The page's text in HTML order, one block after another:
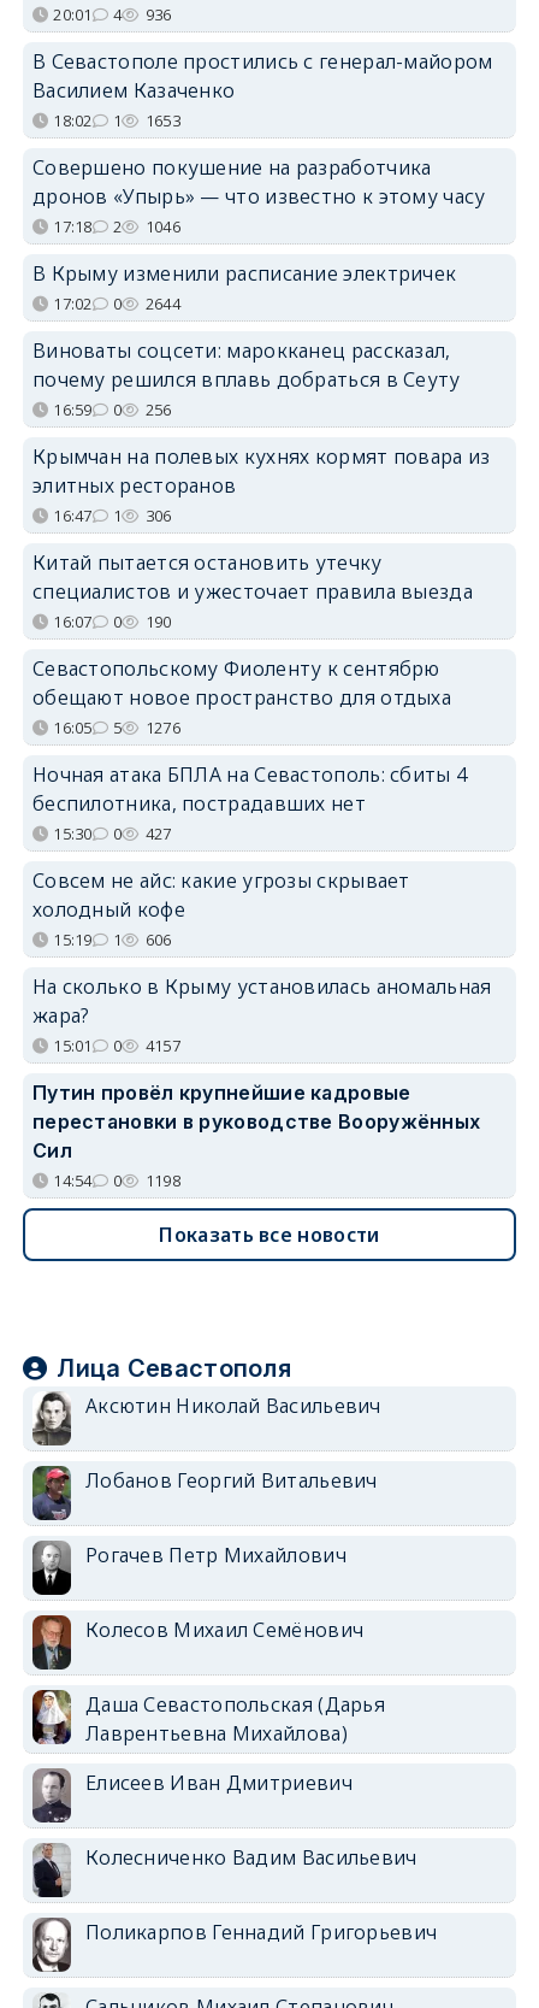
20:01 4 936
В Севастополе простились с генерал-майором
Василием Казаченко
18:02 1 1653
Совершено покушение на разработчика
дронов «Упырь» — что известно к этому часу
17:18 2 1046
В Крыму изменили расписание электричек
17:02 0 2644
Виноваты соцсети: марокканец рассказал,
почему решился вплавь добраться в Сеуту
16:59 0 256
Крымчан на полевых кухнях кормят повара из
элитных ресторанов
16:47 1 306
Китай пытается остановить утечку
специалистов и ужесточает правила выезда
16:07 0 190
Севастопольскому Фиоленту к сентябрю
обещают новое пространство для отдыха
16:05 5 1276
Ночная атака БПЛА на Севастополь: сбиты 4
беспилотника, пострадавших нет
15:30 0 427
Совсем не айс: какие угрозы скрывает
холодный кофе
15:19 1 606
На сколько в Крыму установилась аномальная
жара?
15:01 0 4157
Путин провёл крупнейшие кадровые
перестановки в руководстве Вооружённых
Сил
14:54 0 1198
Показать все новости
Лица Севастополя
Аксютин Николай Васильевич
Лобанов Георгий Витальевич
Рогачев Петр Михайлович
Колесов Михаил Семёнович
Даша Севастопольская (Дарья
Лаврентьевна Михайлова)
Елисеев Иван Дмитриевич
Колесниченко Вадим Васильевич
Поликарпов Геннадий Григорьевич